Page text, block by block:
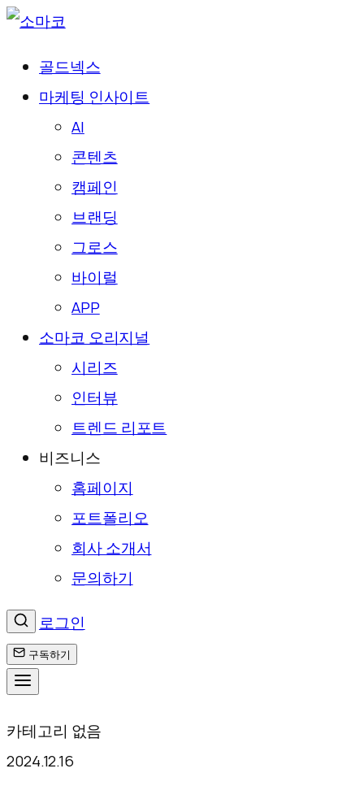
골드넥스
마케팅 인사이트
AI
콘텐츠
캠페인
브랜딩
그로스
바이럴
APP
소마코 오리지널
시리즈
인터뷰
트렌드 리포트
비즈니스
홈페이지
포트폴리오
회사 소개서
문의하기
로그인
구독하기
텐
츠
카테고리 없음
2024.12.16